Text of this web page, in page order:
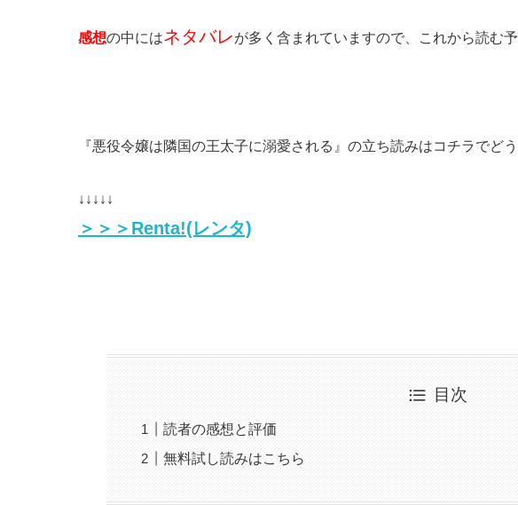
感想の中にはネタバレが多く含まれていますので、これから読む
『悪役令嬢は隣国の王太子に溺愛される』の立ち読みはコチラでど
↓↓↓↓↓
＞＞＞Renta!(レンタ)
目次
読者の感想と評価
無料試し読みはこちら